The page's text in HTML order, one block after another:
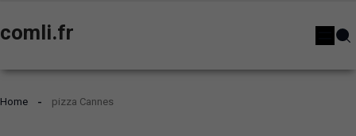
comli.fr
Home pizza Cannes